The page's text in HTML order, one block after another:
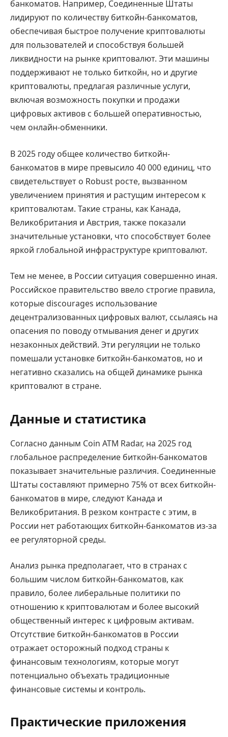
банкоматов. Например, Соединенные Штаты
лидируют по количеству биткойн-банкоматов,
обеспечивая быстрое получение криптовалюты
для пользователей и способствуя большей
ликвидности на рынке криптовалют. Эти машины
поддерживают не только биткойн, но и другие
криптовалюты, предлагая различные услуги,
включая возможность покупки и продажи
цифровых активов с большей оперативностью,
чем онлайн-обменники.
В 2025 году общее количество биткойн-
банкоматов в мире превысило 40 000 единиц, что
свидетельствует о Robust росте, вызванном
увеличением принятия и растущим интересом к
криптовалютам. Такие страны, как Канада,
Великобритания и Австрия, также показали
значительные установки, что способствует более
яркой глобальной инфраструктуре криптовалют.
Тем не менее, в России ситуация совершенно иная.
Российское правительство ввело строгие правила,
которые discourages использование
децентрализованных цифровых валют, ссылаясь на
опасения по поводу отмывания денег и других
незаконных действий. Эти регуляции не только
помешали установке биткойн-банкоматов, но и
негативно сказались на общей динамике рынка
криптовалют в стране.
Данные и статистика
Согласно данным Coin ATM Radar, на 2025 год
глобальное распределение биткойн-банкоматов
показывает значительные различия. Соединенные
Штаты составляют примерно 75% от всех биткойн-
банкоматов в мире, следуют Канада и
Великобритания. В резком контрасте с этим, в
России нет работающих биткойн-банкоматов из-за
ее регуляторной среды.
Анализ рынка предполагает, что в странах с
большим числом биткойн-банкоматов, как
правило, более либеральные политики по
отношению к криптовалютам и более высокий
общественный интерес к цифровым активам.
Отсутствие биткойн-банкоматов в России
отражает осторожный подход страны к
финансовым технологиям, которые могут
потенциально объехать традиционные
финансовые системы и контроль.
Практические приложения